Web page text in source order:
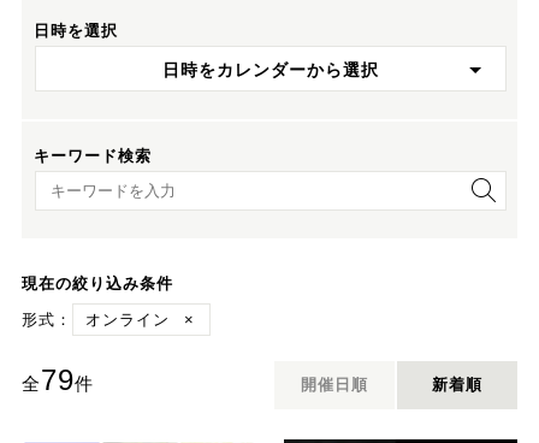
日時を選択
日時をカレンダーから選択
キーワード検索
キーワード検索
現在の絞り込み条件
形式：
オンライン ×
全79件 開催日順 新着順